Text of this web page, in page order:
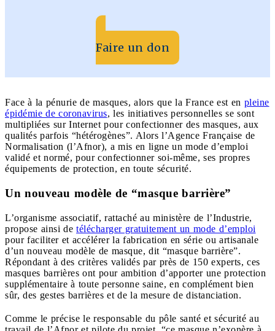
Faire un don
Face à la pénurie de masques, alors que la France est en pleine
épidémie de coronavirus, les initiatives personnelles se sont
multipliées sur Internet pour confectionner des masques, aux
qualités parfois “hétérogènes”. Alors l’Agence Française de
Normalisation (l’Afnor), a mis en ligne un mode d’emploi
validé et normé, pour confectionner soi-même, ses propres
équipements de protection, en toute sécurité.
Un nouveau modèle de “masque barrière”
L’organisme associatif, rattaché au ministère de l’Industrie,
propose ainsi de télécharger gratuitement un mode d’emploi
pour faciliter et accélérer la fabrication en série ou artisanale
d’un nouveau modèle de masque, dit “masque barrière”.
Répondant à des critères validés par près de 150 experts, ces
masques barrières ont pour ambition d’apporter une protection
supplémentaire à toute personne saine, en complément bien
sûr, des gestes barrières et de la mesure de distanciation.
Comme le précise le responsable du pôle santé et sécurité au